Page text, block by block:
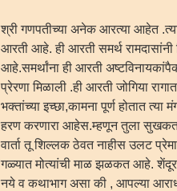
श्री गणपतीच्या अनेक आरत्या आहेत
आरती आहे. ही आरती समर्थ रामदासांनी
आहे.समर्थांना ही आरती
प्रेरणा मिळाली .ही आरती जोगिया
भक्तांच्या इच्छा,कामना पूर्ण होतात
हरण करणारा आहेस.म्हणून तुला सुखकर्ता
वार्ता तू शिल्लक ठेवत नाहीस उलट
गळ्यात मोत्यांची माळ झळकत आहे. शेंदूर
नये व कथाभाग असा की , आपल्या